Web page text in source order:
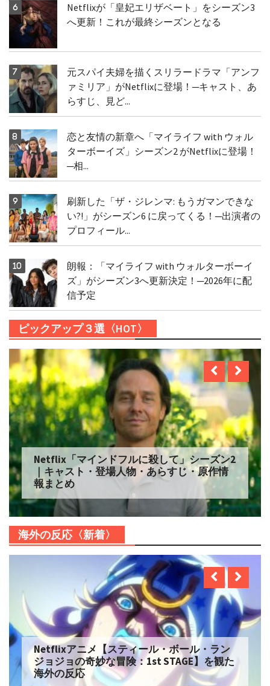
Netflixが「皇妃エリザベート」をシーズン3
へ更新！これが最終シーズンとなる
元スパイ夫婦を描くスリラードラマ「アンフ
ァミリア」がNetflixに登場！─キャスト、あ
らすじ、見ど...
恋と友情の新章へ「マイライフ with ウォル
ターボーイズ」シーズン2 がNetflixに登場！
─相...
刷新した「ザ・ジレンマ: もうガマンできな
い?!」がシーズン6 に戻ってくる！─出演者の
プロフィール...
朗報：「マイライフ with ウォルターボーイ
ズ」がシーズン3へ更新決定！─2026年に配
信予定
ピックアップ３選〈HOT〉
Netflix「マインドフルに殺して」シーズン2
｜キャスト・登場人物・あらすじ・原作情
報まとめ
海外の反応〈新着〉
Netflixアニメ【スティール・ボール・ラン
ジョジョの奇妙な冒険：1st STAGE】を観た
海外の反応